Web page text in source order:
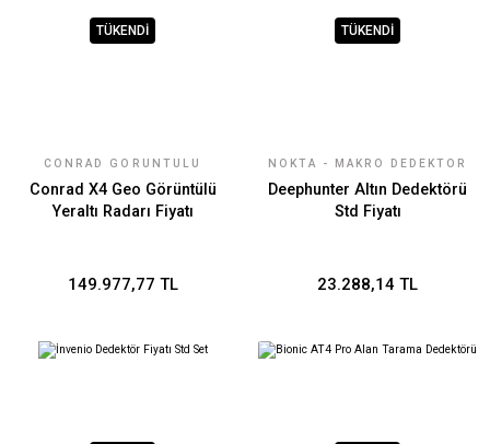
TÜKENDİ
CONRAD GÖRÜNTÜLÜ
Conrad X4 Geo Görüntülü
Yeraltı Radarı Fiyatı
149.977,77 TL
TÜKENDİ
NOKTA - MAKRO DEDEKTÖR
Deephunter Altın Dedektörü
Std Fiyatı
23.288,14 TL